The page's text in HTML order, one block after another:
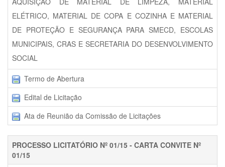
ELÉTRICO, MATERIAL DE COPA E COZINHA E MATERIAL
DE PROTEÇÃO E SEGURANÇA PARA SMECD, ESCOLAS
MUNICIPAIS, CRAS E SECRETARIA DO DESENVOLVIMENTO
SOCIAL
Termo de Abertura
Edital de Licitação
Ata de Reunião da Comissão de Licitações
PROCESSO LICITATÓRIO Nº 01/15 - CARTA CONVITE Nº
01/15